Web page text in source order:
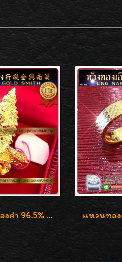
แหวนนาคราช ทองคำ 96.5% น้ำหนัก 1 บาท (15.2g)